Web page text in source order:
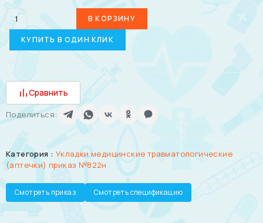
В КОРЗИНУ
КУПИТЬ В ОДИН КЛИК
Сравнить
Поделиться:
Категория : Укладки медицинские травматологические
(аптечки) приказ №822н
Смотреть приказ Смотреть спецификацию